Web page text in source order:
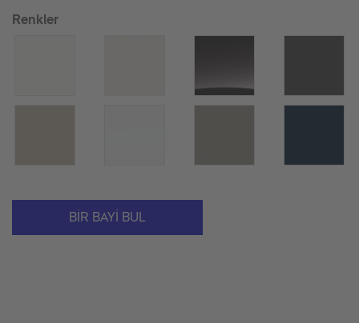
Renkler
BIR BAYI BUL